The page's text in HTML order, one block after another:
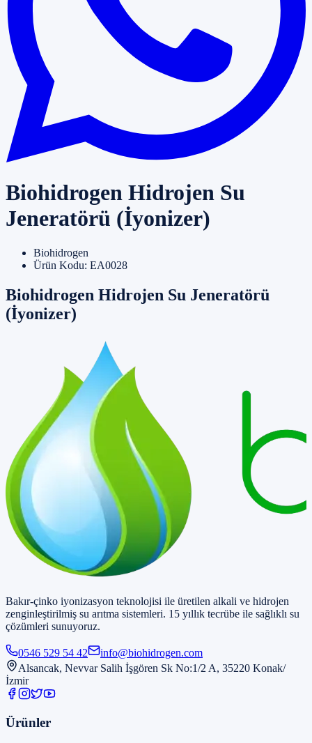
Biohidrogen Hidrojen Su
Jeneratörü (İyonizer)
Biohidrogen
Ürün Kodu: EA0028
Biohidrogen Hidrojen Su Jeneratörü
(İyonizer)
Bakır-çinko iyonizasyon teknolojisi ile üretilen alkali ve hidrojen
zenginleştirilmiş su arıtma sistemleri. 15 yıllık tecrübe ile sağlıklı su
çözümleri sunuyoruz.
0546 529 54 42
info@biohidrogen.com
Alsancak, Nevvar Salih İşgören Sk No:1/2 A, 35220 Konak/
İzmir
Ürünler